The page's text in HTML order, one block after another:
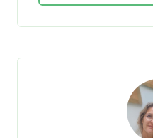
Personeelsbeleid